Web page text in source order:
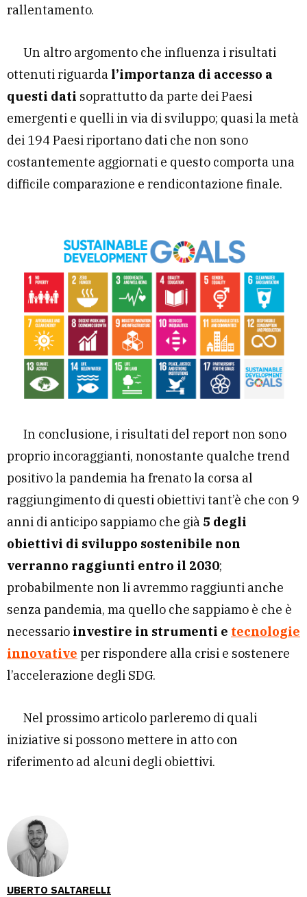
UBERTO SALTARELLI
rallentamento.
Un altro argomento che influenza i risultati
ottenuti riguarda l’importanza di accesso a
questi dati soprattutto da parte dei Paesi
emergenti e quelli in via di sviluppo; quasi la metà
dei 194 Paesi riportano dati che non sono
costantemente aggiornati e questo comporta una
difficile comparazione e rendicontazione finale.
In conclusione, i risultati del report non sono
proprio incoraggianti, nonostante qualche trend
positivo la pandemia ha frenato la corsa al
raggiungimento di questi obiettivi tant’è che con 9
anni di anticipo sappiamo che già 5 degli
obiettivi di sviluppo sostenibile non
verranno raggiunti entro il 2030;
probabilmente non li avremmo raggiunti anche
senza pandemia, ma quello che sappiamo è che è
necessario investire in strumenti e tecnologie
innovative per rispondere alla crisi e sostenere
l’accelerazione degli SDG.
Nel prossimo articolo parleremo di quali
iniziative si possono mettere in atto con
riferimento ad alcuni degli obiettivi.